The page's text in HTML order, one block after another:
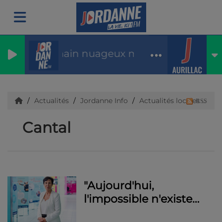
: demain nuageux max31 lundi
Actualités Jordanne Info Actualités locales
Cantal
RSS
"Aujourd'hui,
l'impossible n'existe